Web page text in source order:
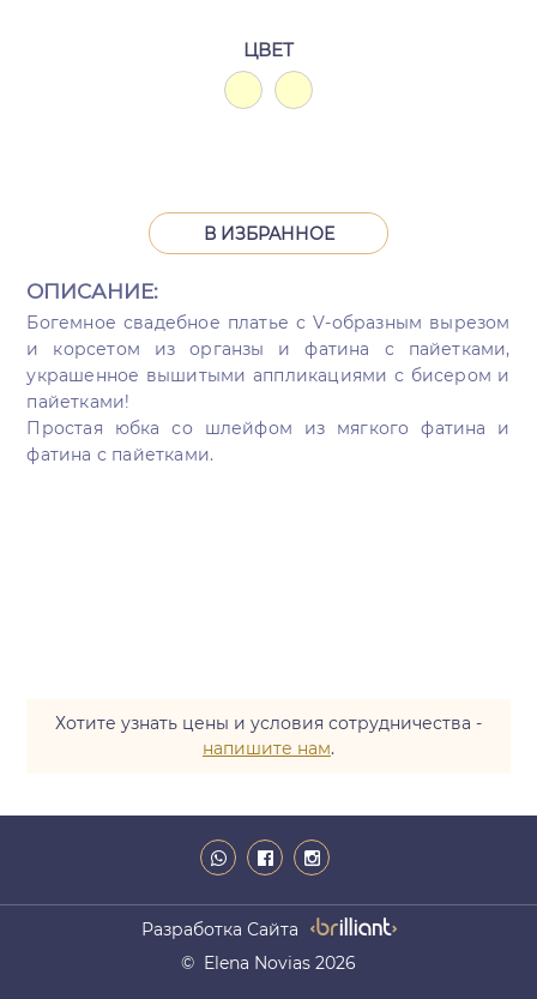
ЦВЕТ
В ИЗБРАННОЕ
ОПИСАНИЕ:
Богемное свадебное платье с V-образным вырезом
и корсетом из органзы и фатина с пайетками,
украшенное вышитыми аппликациями с бисером и
пайетками!
Простая юбка со шлейфом из мягкого фатина и
фатина с пайетками.
Хотите узнать цены и условия сотрудничества -
напишите нам.
Разработка Сайта
© Elena Novias 2026